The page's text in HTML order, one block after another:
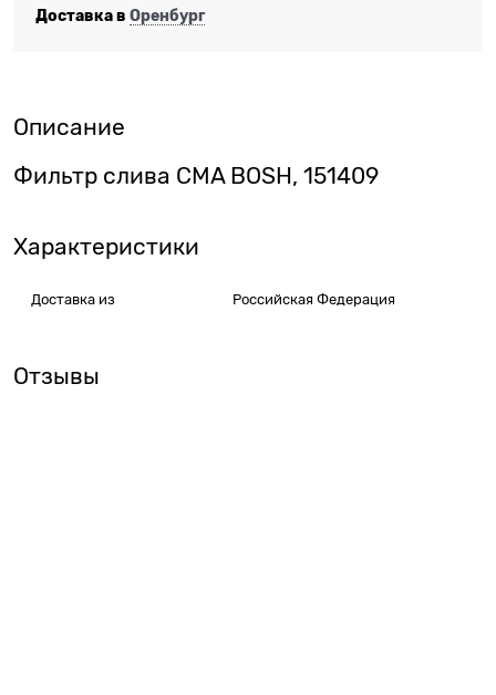
Доставка в Оренбург
Описание
Фильтр слива CMA BOSH, 151409
Характеристики
Доставка из Российская Федерация
Отзывы